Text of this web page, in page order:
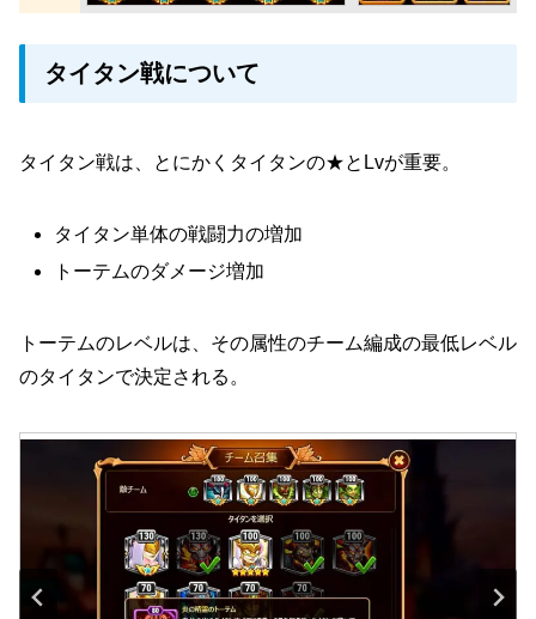
タイタン戦について
タイタン戦は、とにかくタイタンの★とLvが重要。
タイタン単体の戦闘力の増加
トーテムのダメージ増加
トーテムのレベルは、その属性のチーム編成の最低レベル
のタイタンで決定される。